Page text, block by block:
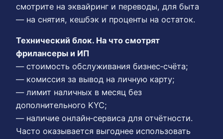
смотрите на эквайринг и переводы, для быта
— на снятия, кешбэк и проценты на остаток.
Технический блок. На что смотрят
фрилансеры и ИП
— стоимость обслуживания бизнес‑счёта;
— комиссия за вывод на личную карту;
— лимит наличных в месяц без
дополнительного KYC;
— наличие онлайн‑сервиса для отчётности.
Часто оказывается выгоднее использовать